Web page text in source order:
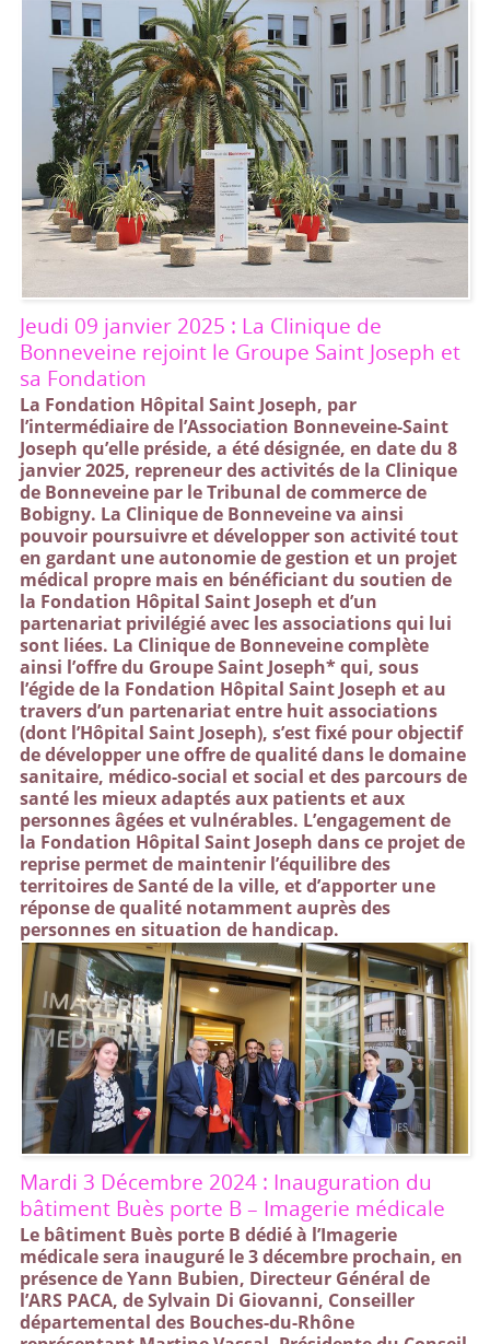
Jeudi 09 janvier 2025 : La Clinique de
Bonneveine rejoint le Groupe Saint Joseph et
sa Fondation
La Fondation Hôpital Saint Joseph, par
l’intermédiaire de l’Association Bonneveine-Saint
Joseph qu’elle préside, a été désignée, en date du 8
janvier 2025, repreneur des activités de la Clinique
de Bonneveine par le Tribunal de commerce de
Bobigny. La Clinique de Bonneveine va ainsi
pouvoir poursuivre et développer son activité tout
en gardant une autonomie de gestion et un projet
médical propre mais en bénéficiant du soutien de
la Fondation Hôpital Saint Joseph et d’un
partenariat privilégié avec les associations qui lui
sont liées. La Clinique de Bonneveine complète
ainsi l’offre du Groupe Saint Joseph* qui, sous
l’égide de la Fondation Hôpital Saint Joseph et au
travers d’un partenariat entre huit associations
(dont l’Hôpital Saint Joseph), s’est fixé pour objectif
de développer une offre de qualité dans le domaine
sanitaire, médico-social et social et des parcours de
santé les mieux adaptés aux patients et aux
personnes âgées et vulnérables. L’engagement de
la Fondation Hôpital Saint Joseph dans ce projet de
reprise permet de maintenir l’équilibre des
territoires de Santé de la ville, et d’apporter une
réponse de qualité notamment auprès des
personnes en situation de handicap.
Mardi 3 Décembre 2024 : Inauguration du
bâtiment Buès porte B – Imagerie médicale
Le bâtiment Buès porte B dédié à l’Imagerie
médicale sera inauguré le 3 décembre prochain, en
présence de Yann Bubien, Directeur Général de
l’ARS PACA, de Sylvain Di Giovanni, Conseiller
départemental des Bouches-du-Rhône